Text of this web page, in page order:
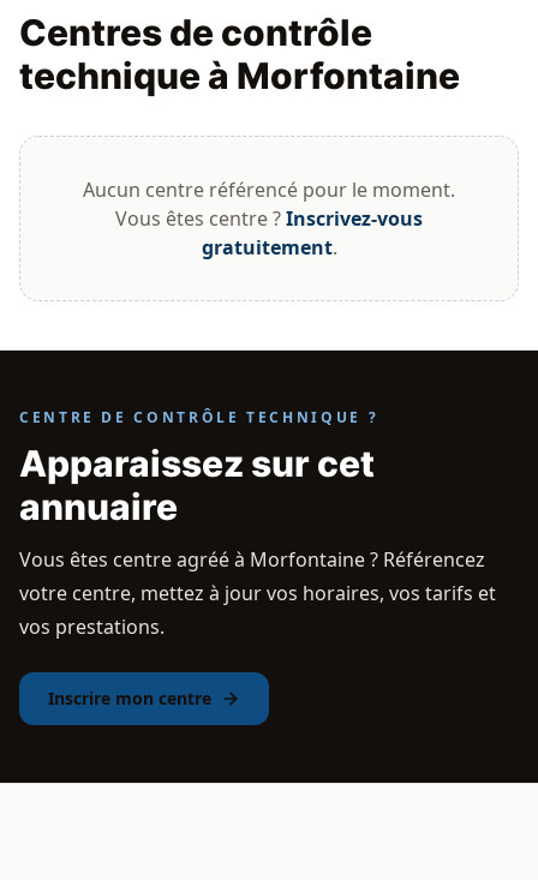
Centres de contrôle
technique à Morfontaine
Aucun centre référencé pour le moment.
Vous êtes centre ?Inscrivez-vous
gratuitement.
CENTRE DE CONTRÔLE TECHNIQUE ?
Apparaissez sur cet
annuaire
Vous êtes centre agréé à Morfontaine ? Référencez
votre centre, mettez à jour vos horaires, vos tarifs et
vos prestations.
Inscrire mon centre